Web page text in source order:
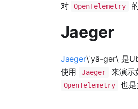
对 OpenTelemetry
Jaeger
Jaeger\ˈyā-gər\ 是
使用
Jaeger 来演示
OpenTelemetry 也是